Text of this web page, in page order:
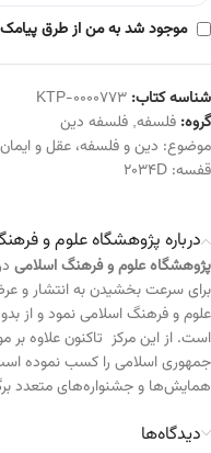
موجود شد به من از طرق پیامک
شناسه کتاب: KTP-0000773
گروه: فلسفه, فلسفه دین
موضوع: دین و فلسفه، عقل و ایمان
قفسه: 2034D
درباره پژوهشگاه علوم و
پژوهشگاه علوم و فرهنگ اسلامی
برای سرعت بخشیدن به انتشار و
علوم و فرهنگ اسلامی نمود و از
جمهوری اسلامی را کسب نموده
همایش‌ها و جشنواره‌های متعدد
دیدگاه‌ها